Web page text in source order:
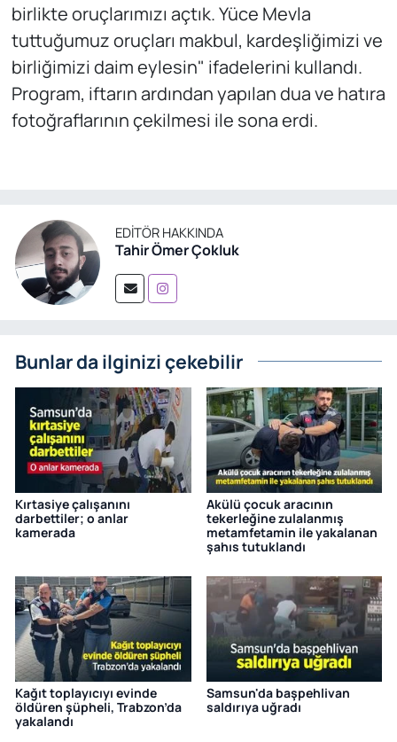
birlikte oruçlarımızı açtık. Yüce Mevla
tuttuğumuz oruçları makbul, kardeşliğimizi ve
birliğimizi daim eylesin" ifadelerini kullandı.
Program, iftarın ardından yapılan dua ve hatıra
fotoğraflarının çekilmesi ile sona erdi.
EDITÖR HAKKINDA
Tahir Ömer Çokluk
Bunlar da ilginizi çekebilir
Kırtasiye çalışanını
darbettiler; o anlar
kamerada
Akülü çocuk aracının
tekerleğine zulalanmış
metamfetamin ile yakalanan
şahıs tutuklandı
Kağıt toplayıcıyı evinde
öldüren şüpheli, Trabzon’da
yakalandı
Samsun'da başpehlivan
saldırıya uğradı